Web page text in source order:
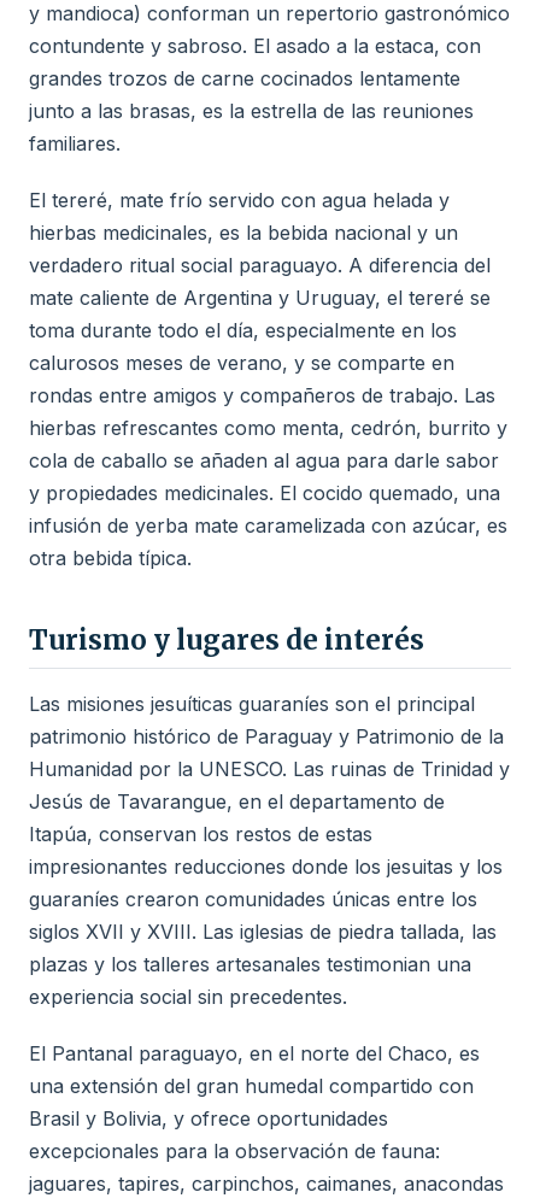
y mandioca) conforman un repertorio gastronómico
contundente y sabroso. El asado a la estaca, con
grandes trozos de carne cocinados lentamente
junto a las brasas, es la estrella de las reuniones
familiares.
El tereré, mate frío servido con agua helada y
hierbas medicinales, es la bebida nacional y un
verdadero ritual social paraguayo. A diferencia del
mate caliente de Argentina y Uruguay, el tereré se
toma durante todo el día, especialmente en los
calurosos meses de verano, y se comparte en
rondas entre amigos y compañeros de trabajo. Las
hierbas refrescantes como menta, cedrón, burrito y
cola de caballo se añaden al agua para darle sabor
y propiedades medicinales. El cocido quemado, una
infusión de yerba mate caramelizada con azúcar, es
otra bebida típica.
Turismo y lugares de interés
Las misiones jesuíticas guaraníes son el principal
patrimonio histórico de Paraguay y Patrimonio de la
Humanidad por la UNESCO. Las ruinas de Trinidad y
Jesús de Tavarangue, en el departamento de
Itapúa, conservan los restos de estas
impresionantes reducciones donde los jesuitas y los
guaraníes crearon comunidades únicas entre los
siglos XVII y XVIII. Las iglesias de piedra tallada, las
plazas y los talleres artesanales testimonian una
experiencia social sin precedentes.
El Pantanal paraguayo, en el norte del Chaco, es
una extensión del gran humedal compartido con
Brasil y Bolivia, y ofrece oportunidades
excepcionales para la observación de fauna:
jaguares, tapires, carpinchos, caimanes, anacondas